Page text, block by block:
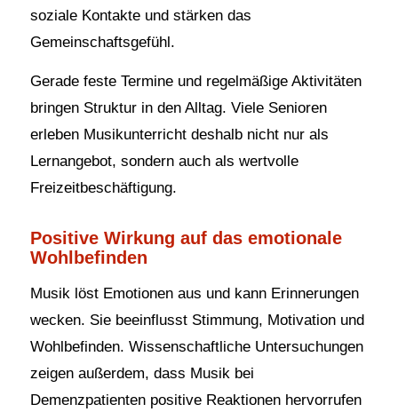
soziale Kontakte und stärken das
Gemeinschaftsgefühl.
Gerade feste Termine und regelmäßige Aktivitäten
bringen Struktur in den Alltag. Viele Senioren
erleben Musikunterricht deshalb nicht nur als
Lernangebot, sondern auch als wertvolle
Freizeitbeschäftigung.
Positive Wirkung auf das emotionale
Wohlbefinden
Musik löst Emotionen aus und kann Erinnerungen
wecken. Sie beeinflusst Stimmung, Motivation und
Wohlbefinden. Wissenschaftliche Untersuchungen
zeigen außerdem, dass Musik bei
Demenzpatienten positive Reaktionen hervorrufen